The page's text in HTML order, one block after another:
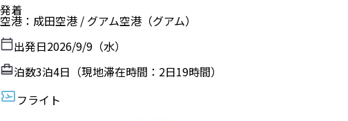
発着
空港 ： 成田空港 / グアム空港 （グアム）
出発日2026/9/9（水）
泊数3泊4日（現地滞在時間： 2日19時間）
フライト